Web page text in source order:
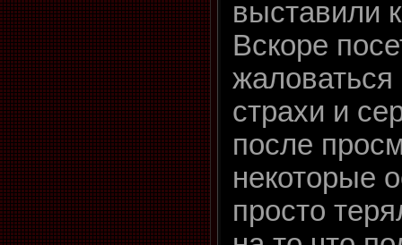
выставили
Вскоре
страхи и
после
некоторые
просто